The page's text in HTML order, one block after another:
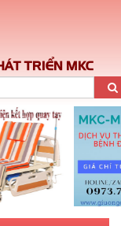
TRIỂN MKC